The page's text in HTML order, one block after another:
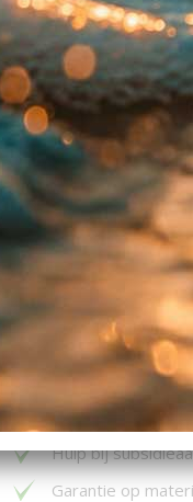
Tot 25%
€400-€600
Hoger
Beter
ISDE-subsidie
Waarom
Meer dan229
Erkend
Gratis inspectie
Hulp bij
Garantie op